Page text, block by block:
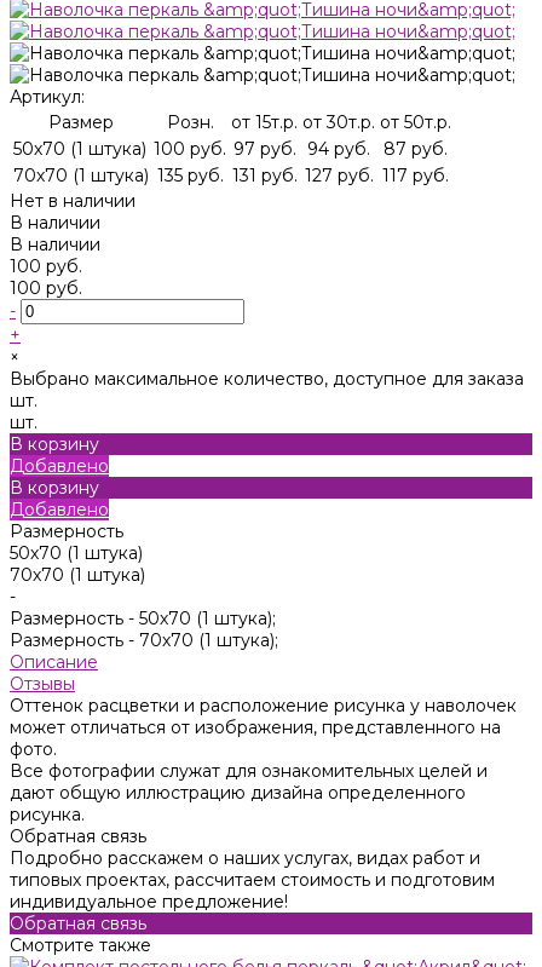
Артикул:
Размер
Розн. от 15т.р. от 30т.р. от 50т.р.
50х70 (1 штука) 100 руб. 97 руб. 94 руб.
87 руб.
70х70 (1 штука) 135 руб. 131 руб. 127 руб. 117 руб.
Нет в наличии
В наличии
В наличии
100 руб.
100 руб.
-
+
×
Выбрано максимальное количество, доступное для заказа
шт.
шт.
В корзину
Добавлено
В корзину
Добавлено
Размерность
50х70 (1 штука)
70х70 (1 штука)
-
Размерность - 50х70 (1 штука);
Размерность - 70х70 (1 штука);
Описание
Отзывы
Оттенок расцветки и расположение рисунка у наволочек
может отличаться от изображения, представленного на
фото.
Все фотографии служат для ознакомительных целей и
дают общую иллюстрацию дизайна определенного
рисунка.
Обратная связь
Подробно расскажем о наших услугах, видах работ и
типовых проектах, рассчитаем стоимость и подготовим
индивидуальное предложение!
Обратная связь
Смотрите также